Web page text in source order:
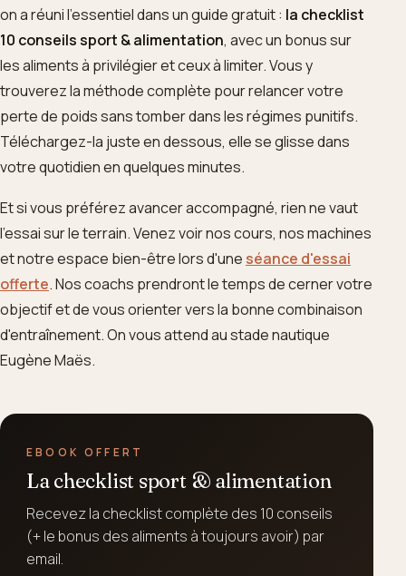
on a réuni l'essentiel dans un guide gratuit : la checklist
10 conseils sport & alimentation, avec un bonus sur
les aliments à privilégier et ceux à limiter. Vous y
trouverez la méthode complète pour relancer votre
perte de poids sans tomber dans les régimes punitifs.
Téléchargez-la juste en dessous, elle se glisse dans
votre quotidien en quelques minutes.
Et si vous préférez avancer accompagné, rien ne vaut
l'essai sur le terrain. Venez voir nos cours, nos machines
et notre espace bien-être lors d'une séance d'essai
offerte. Nos coachs prendront le temps de cerner votre
objectif et de vous orienter vers la bonne combinaison
d'entraînement. On vous attend au stade nautique
Eugène Maës.
EBOOK OFFERT
La checklist sport & alimentation
Recevez la checklist complète des 10 conseils
(+ le bonus des aliments à toujours avoir) par
email.